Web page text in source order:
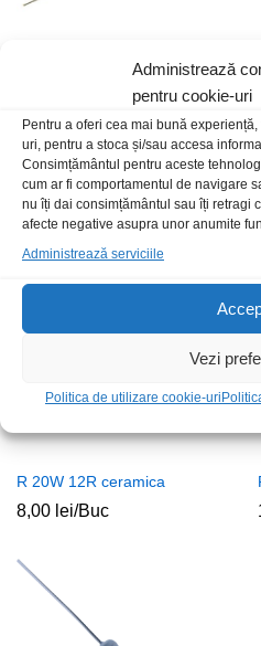
Administrează
pentru cookie-uri
Pentru a oferi cea mai bună
uri, pentru a stoca și/sau accesa
Consimțământul pentru aceste
cum ar fi comportamentul de navigare
nu îți dai consimțământul sau îți retragi
afecte negative asupra unor anumite
Administrează serviciile
Vezi
Politica de utilizare cookie-uri
R 0.6W 12R metal
500,00 lei/100buc
R 20W 12R ceramica
8,00 lei/Buc